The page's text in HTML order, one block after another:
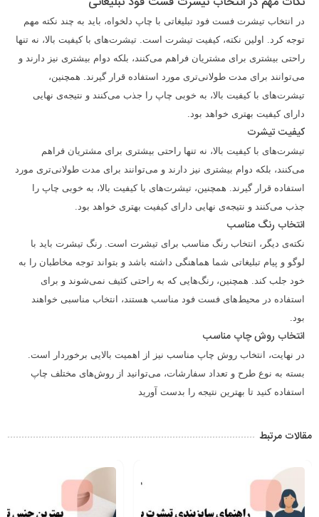
در انتخاب تیشرت فست فود تبلیغاتی با چاپ دلخواه، باید به چند نکته مهم
توجه کرد. اولین نکته، کیفیت تیشرت است. تیشرت‌های با کیفیت بالا، نه تنها
راحتی بیشتری برای مشتریان فراهم می‌کنند، بلکه دوام بیشتری نیز دارند و
می‌توانند برای مدت طولانی‌تری مورد استفاده قرار گیرند. همچنین،
تیشرت‌های با کیفیت بالا، به خوبی چاپ را جذب می‌کنند و نتیجه‌ی نهایی
دارای کیفیت بهتری خواهد بود.
کیفیت تیشرت
تیشرت‌های با کیفیت بالا، نه تنها راحتی بیشتری برای مشتریان فراهم
می‌کنند، بلکه دوام بیشتری نیز دارند و می‌توانند برای مدت طولانی‌تری مورد
استفاده قرار گیرند. همچنین، تیشرت‌های با کیفیت بالا، به خوبی چاپ را
جذب می‌کنند و نتیجه‌ی نهایی دارای کیفیت بهتری خواهد بود.
انتخاب رنگ مناسب
نکته‌ی دیگر، انتخاب رنگ مناسب برای تیشرت است. رنگ تیشرت باید با
لوگو و پیام تبلیغاتی شما هماهنگی داشته باشد و بتواند توجه مخاطبان را به
خود جلب کند. همچنین، رنگ‌هایی که به راحتی کثیف نمی‌شوند و برای
استفاده در محیط‌های فست فود مناسب هستند، انتخاب مناسبی خواهند
بود.
انتخاب روش چاپ مناسب
در نهایت، انتخاب روش چاپ مناسب نیز از اهمیت بالایی برخوردار است.
بسته به نوع طرح و تعداد سفارشات، می‌توانید از روش‌های مختلف چاپ
استفاده کنید تا بهترین نتیجه را بدست آورید
مقالات مرتبط